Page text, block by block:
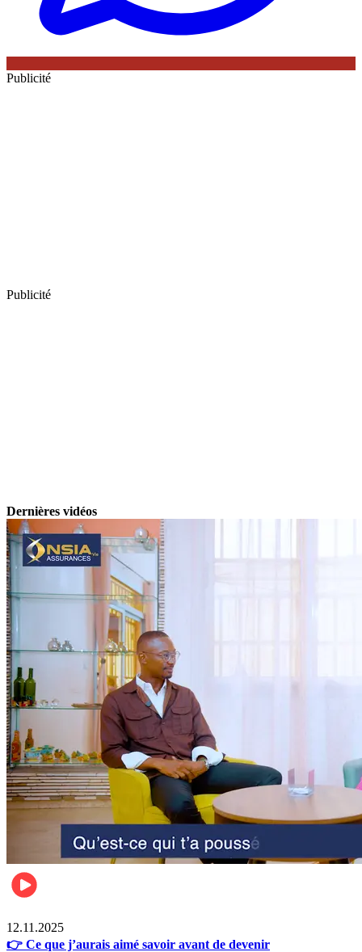
Publicité
Publicité
Dernières vidéos
12.11.2025
👉 Ce que j’aurais aimé savoir avant de devenir